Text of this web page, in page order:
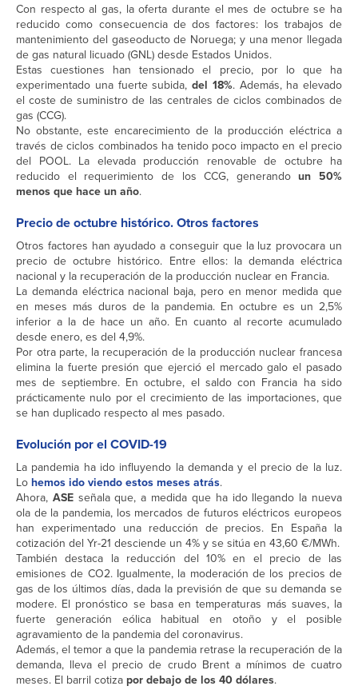
Con respecto al gas, la oferta durante el mes de octubre se ha
reducido como consecuencia de dos factores: los trabajos de
mantenimiento del gaseoducto de Noruega; y una menor llegada
de gas natural licuado (GNL) desde Estados Unidos.
Estas cuestiones han tensionado el precio, por lo que ha
experimentado una fuerte subida, del 18%. Además, ha elevado
el coste de suministro de las centrales de ciclos combinados de
gas (CCG).
No obstante, este encarecimiento de la producción eléctrica a
través de ciclos combinados ha tenido poco impacto en el precio
del POOL. La elevada producción renovable de octubre ha
reducido el requerimiento de los CCG, generando un 50%
menos que hace un año.
Precio de octubre histórico. Otros factores
Otros factores han ayudado a conseguir que la luz provocara un
precio de octubre histórico. Entre ellos: la demanda eléctrica
nacional y la recuperación de la producción nuclear en Francia.
La demanda eléctrica nacional baja, pero en menor medida que
en meses más duros de la pandemia. En octubre es un 2,5%
inferior a la de hace un año. En cuanto al recorte acumulado
desde enero, es del 4,9%.
Por otra parte, la recuperación de la producción nuclear francesa
elimina la fuerte presión que ejerció el mercado galo el pasado
mes de septiembre. En octubre, el saldo con Francia ha sido
prácticamente nulo por el crecimiento de las importaciones, que
se han duplicado respecto al mes pasado.
Evolución por el COVID-19
La pandemia ha ido influyendo la demanda y el precio de la luz.
Lohemos ido viendo estos meses atrás.
Ahora, ASEseñala que, a medida que ha ido llegando la nueva
ola de la pandemia, los mercados de futuros eléctricos europeos
han experimentado una reducción de precios. En España la
cotización del Yr-21 desciende un 4% y se sitúa en 43,60 €/MWh.
También destaca la reducción del 10% en el precio de las
emisiones de CO2. Igualmente, la moderación de los precios de
gas de los últimos días, dada la previsión de que su demanda se
modere. El pronóstico se basa en temperaturas más suaves, la
fuerte generación eólica habitual en otoño y el posible
agravamiento de la pandemia del coronavirus.
Además, el temor a que la pandemia retrase la recuperación de la
demanda, lleva el precio de crudo Brent a mínimos de cuatro
meses. El barril cotiza por debajo de los 40 dólares.